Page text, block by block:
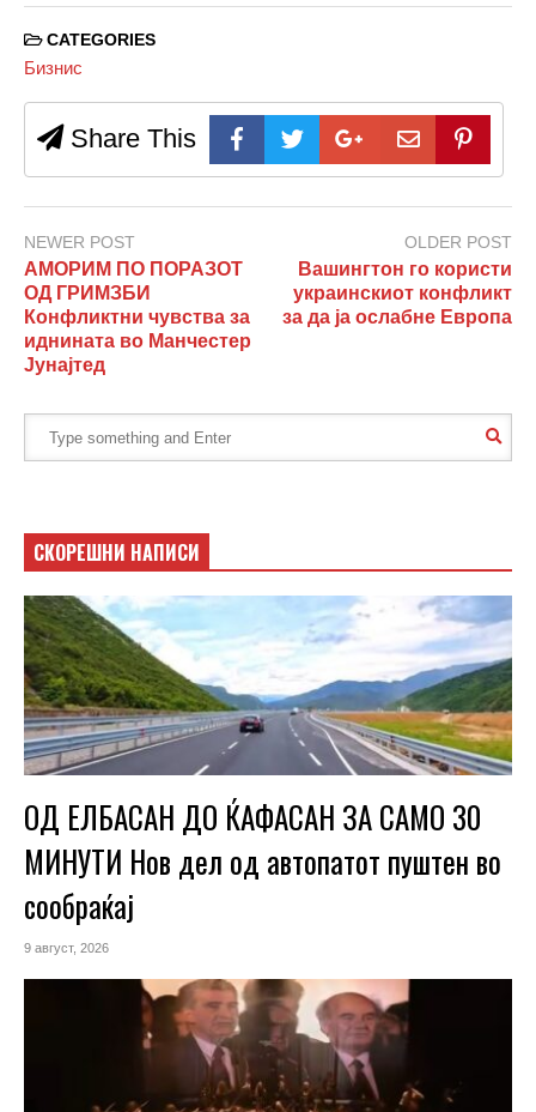
CATEGORIES
Бизнис
Share This
NEWER POST
АМОРИМ ПО ПОРАЗОТ
ОД ГРИМЗБИ
Конфликтни чувства за
иднината во Манчестер
Јунајтед
OLDER POST
Вашингтон го користи
украинскиот конфликт
за да ја ослабне Европа
СКОРЕШНИ НАПИСИ
ОД ЕЛБАСАН ДО ЌАФАСАН ЗА САМО 30
МИНУТИ Нов дел од автопатот пуштен во
сообраќај
9 август, 2026